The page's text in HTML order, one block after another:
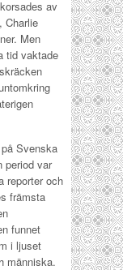
av
Charlie
Men
tid vaktade
på Svenska
period var
reporter och
främsta
funnet
i ljuset
människa.